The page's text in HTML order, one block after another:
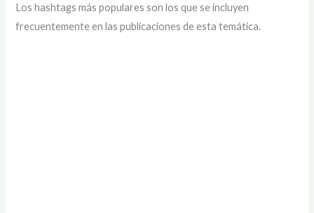
Los hashtags más populares son los que se incluyen
frecuentemente en las publicaciones de esta temática.